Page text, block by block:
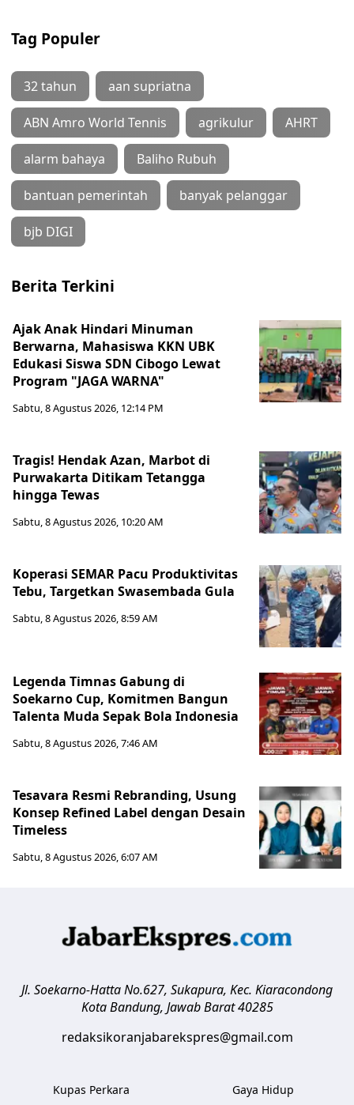
Tag Populer
32 tahun aan supriatna
ABN Amro World Tennis agrikulur AHRT
alarm bahaya Baliho Rubuh
bantuan pemerintah banyak pelanggar
bjb DIGI
Berita Terkini
Ajak Anak Hindari Minuman
Berwarna, Mahasiswa KKN UBK
Edukasi Siswa SDN Cibogo Lewat
Program "JAGA WARNA"
Sabtu, 8 Agustus 2026, 12:14 PM
Tragis! Hendak Azan, Marbot di
Purwakarta Ditikam Tetangga
hingga Tewas
Sabtu, 8 Agustus 2026, 10:20 AM
Koperasi SEMAR Pacu Produktivitas
Tebu, Targetkan Swasembada Gula
Sabtu, 8 Agustus 2026, 8:59 AM
Legenda Timnas Gabung di
Soekarno Cup, Komitmen Bangun
Talenta Muda Sepak Bola Indonesia
Sabtu, 8 Agustus 2026, 7:46 AM
Tesavara Resmi Rebranding, Usung
Konsep Refined Label dengan Desain
Timeless
Sabtu, 8 Agustus 2026, 6:07 AM
Jl. Soekarno-Hatta No.627, Sukapura, Kec. Kiaracondong
Kota Bandung, Jawab Barat 40285
redaksikoranjabarekspres@gmail.com
Kupas Perkara Gaya Hidup